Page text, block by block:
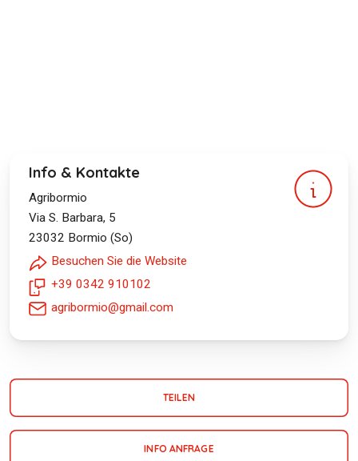
Info & Kontakte
Agribormio
Via S. Barbara, 5
23032 Bormio (So)
Besuchen Sie die Website
+39 0342 910102
agribormio@gmail.com
TEILEN
INFO ANFRAGE